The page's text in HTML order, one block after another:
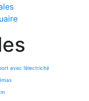
avec l’électricité